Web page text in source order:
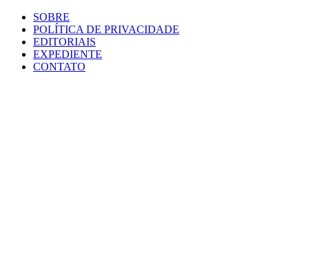
SOBRE
POLÍTICA DE PRIVACIDADE
EDITORIAIS
EXPEDIENTE
CONTATO